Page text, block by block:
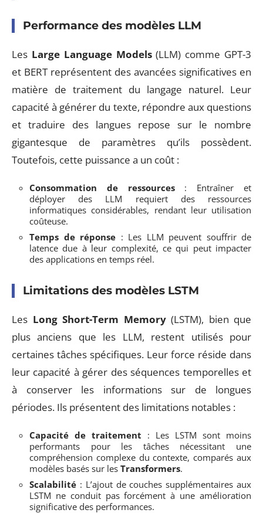
Performance des modèles LLM
Les Large Language Models(LLM) comme GPT-3
et BERT représentent des avancées significatives en
matière de traitement du langage naturel. Leur
capacité à générer du texte, répondre aux questions
et traduire des langues repose sur le nombre
gigantesque de paramètres qu’ils possèdent.
Toutefois, cette puissance a un coût :
Consommation de ressources: Entraîner et
déployer des LLM requiert des ressources
informatiques considérables, rendant leur utilisation
coûteuse.
Temps de réponse : Les LLM peuvent souffrir de
latence due à leur complexité, ce qui peut impacter
des applications en temps réel.
Limitations des modèles LSTM
Les Long Short-Term Memory(LSTM), bien que
plus anciens que les LLM, restent utilisés pour
certaines tâches spécifiques. Leur force réside dans
leur capacité à gérer des séquences temporelles et
à conserver les informations sur de longues
périodes. Ils présentent des limitations notables :
Capacité de traitement : Les LSTM sont moins
performants pour les tâches nécessitant une
compréhension complexe du contexte, comparés aux
modèles basés sur les Transformers.
Scalabilité : L’ajout de couches supplémentaires aux
LSTM ne conduit pas forcément à une amélioration
significative des performances.